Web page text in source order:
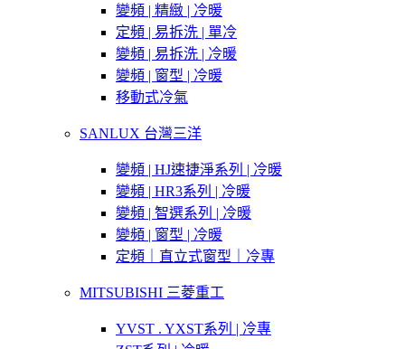
變頻 | 精緻 | 冷暖
定頻 | 易拆洗 | 單冷
變頻 | 易拆洗 | 冷暖
變頻 | 窗型 | 冷暖
移動式冷氣
SANLUX 台灣三洋
變頻 | HJ速捷淨系列 | 冷暖
變頻 | HR3系列 | 冷暖
變頻 | 智選系列 | 冷暖
變頻 | 窗型 | 冷暖
定頻｜直立式窗型｜冷專
MITSUBISHI 三菱重工
YVST . YXST系列 | 冷專